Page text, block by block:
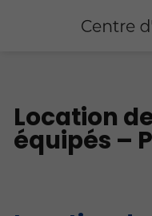
Location
équipés –